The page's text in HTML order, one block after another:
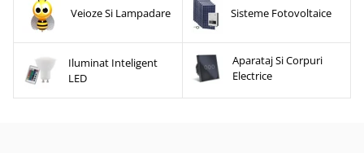
Veioze Si Lampadare Sisteme Fotovoltaice
Iluminat Inteligent
LED
Aparataj Si Corpuri
Electrice